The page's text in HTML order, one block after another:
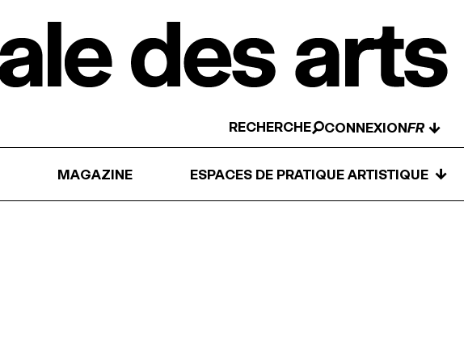
RECHERCHE CONNEXION ↓
MAGAZINE ESPACES DE PRATIQUE ARTISTIQUE ↓